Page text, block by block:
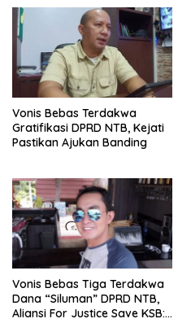
Vonis Bebas Terdakwa
Gratifikasi DPRD NTB, Kejati
Pastikan Ajukan Banding
Vonis Bebas Tiga Terdakwa
Dana “Siluman” DPRD NTB,
Aliansi For Justice Save KSB: